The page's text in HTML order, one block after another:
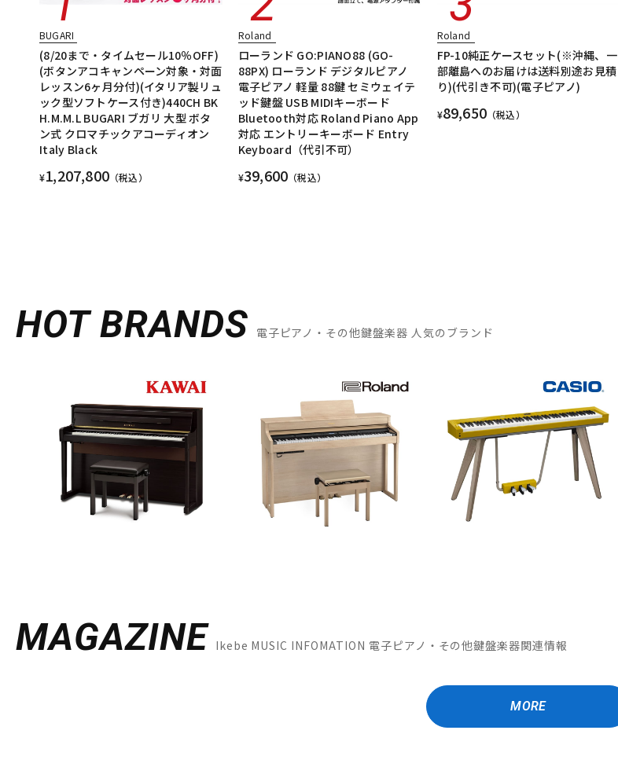
BUGARI
(8/20まで・タイムセール10％OFF)
(ボタンアコキャンペーン対象・対面
レッスン6ヶ月分付)(イタリア製リュ
ック型ソフトケース付き)440CH BK
H.M.M.L BUGARI ブガリ 大型 ボタ
ン式 クロマチックアコーディオン
Italy Black
¥1,207,800 （税込）
Roland
ローランド GO:PIANO88 (GO-
88PX) ローランド デジタルピアノ
電子ピアノ 軽量 88鍵 セミウェイテ
ッド鍵盤 USB MIDIキーボード
Bluetooth対応 Roland Piano App
対応 エントリーキーボード Entry
Keyboard（代引不可）
¥39,600 （税込）
Roland
FP-10純正ケースセット(※沖縄、一
部離島へのお届けは送料別途お見積
り)(代引き不可)(電子ピアノ)
¥89,650 （税込）
HOT BRANDS 電子ピアノ・その他鍵盤楽器 人気のブランド
MAGAZINE Ikebe MUSIC INFOMATION 電子ピアノ・その他鍵盤楽器関連情報
MORE